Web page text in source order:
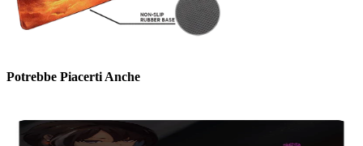
Potrebbe Piacerti Anche